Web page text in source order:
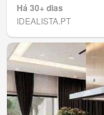
Há 30+ dias
IDEALISTA.PT